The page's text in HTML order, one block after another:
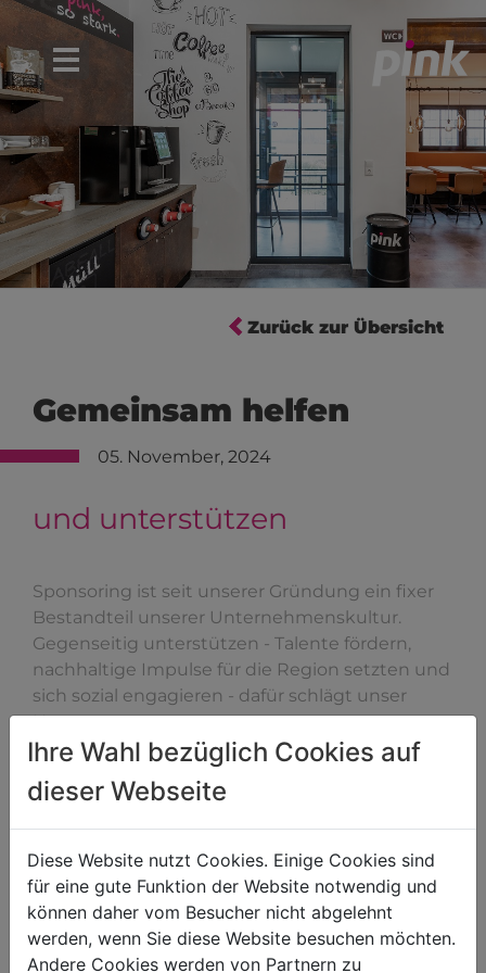
Zurück zur Übersicht
Gemeinsam helfen
05. November, 2024
und unterstützen
Sponsoring ist seit unserer Gründung ein fixer
Bestandteil unserer Unternehmenskultur.
Gegenseitig unterstützen - Talente fördern,
nachhaltige Impulse für die Region setzten und
sich sozial engagieren - dafür schlägt unser
Herz.
Allem voran liegen uns dabei soziale Vereine am
Herzen, welche mit ihrer Tätigkeit Menschen
Fall, weshalb wir die Organisation jährlich mit
einerSpendeunterstützen. So tragen wir zur
Versorgung und Sicherheit der Bevölkerung bei.
Mit dem Slogan"Weil jeder einmal Hilfe
Ihre Wahl bezüglich Cookies auf
dieser Webseite
Diese Website nutzt Cookies. Einige Cookies sind
für eine gute Funktion der Website notwendig und
können daher vom Besucher nicht abgelehnt
werden, wenn Sie diese Website besuchen möchten.
Andere Cookies werden von Partnern zu